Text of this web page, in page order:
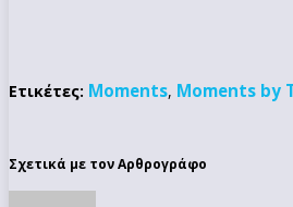
Ετικέτες: Moments, Moments by
Σχετικά με τον Αρθρογράφο